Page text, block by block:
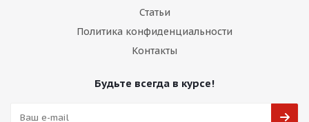
Статьи
Политика конфиденциальности
Контакты
Будьте всегда в курсе!